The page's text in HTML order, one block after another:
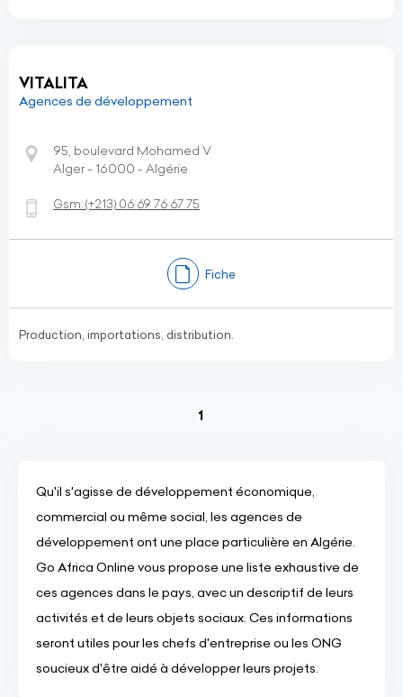
VITALITA
Agences de développement
95, boulevard Mohamed V
Alger - 16000 - Algérie
Gsm:(+213) 06 69 76 67 75
Fiche
Production, importations, distribution.
1
Qu'il s'agisse de développement économique,
commercial ou même social, les agences de
développement ont une place particulière en Algérie.
Go Africa Online vous propose une liste exhaustive de
ces agences dans le pays, avec un descriptif de leurs
activités et de leurs objets sociaux. Ces informations
seront utiles pour les chefs d'entreprise ou les ONG
soucieux d'être aidé à développer leurs projets.